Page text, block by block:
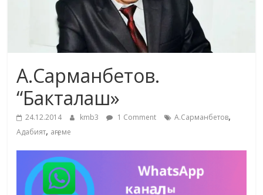
А.Сарманбетов.
“Бакталаш»
24.12.2014 kmb3 1 Comment А.Сарманбетов,
Адабият, аңгеме